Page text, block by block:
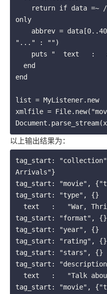
only
"..." : "")
end
list = MyListener.new
xmlfile =
以上输出结果为：
tag_start:
Arrivals"}
tag_start: "movie",
tag_start: "type", {}
tag_start: "format", {}
tag_start: "year", {}
tag_start: "rating", {}
tag_start: "stars", {}
tag_start:
tag_start: "movie",